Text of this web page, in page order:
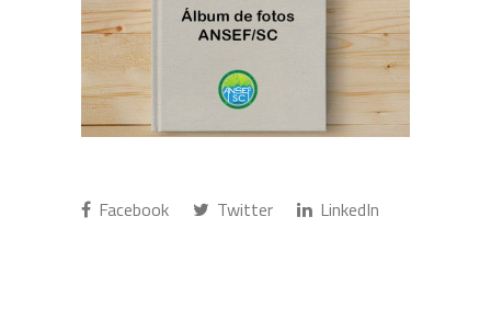
Facebook Twitter LinkedIn